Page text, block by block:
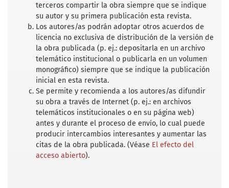
terceros compartir la obra siempre que se indique
su autor y su primera publicación esta revista.
Los autores/as podrán adoptar otros acuerdos de
licencia no exclusiva de distribución de la versión de
la obra publicada (p. ej.: depositarla en un archivo
telemático institucional o publicarla en un volumen
monográfico) siempre que se indique la publicación
inicial en esta revista.
Se permite y recomienda a los autores/as difundir
su obra a través de Internet (p. ej.: en archivos
telemáticos institucionales o en su página web)
antes y durante el proceso de envío, lo cual puede
producir intercambios interesantes y aumentar las
citas de la obra publicada. (Véase El efecto del
acceso abierto).